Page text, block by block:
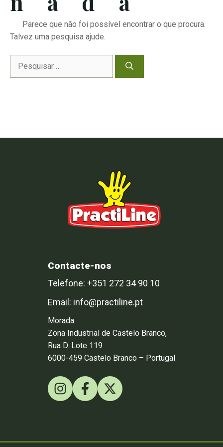
Parece que não foi possível encontrar o que procura.
Talvez uma pesquisa ajude.
Pesquisar
Contacte-nos
Telefone: +351 272 34 90 10
Email: info@practiline.pt
Morada:
Zona Industrial de Castelo Branco,
Rua D. Lote 119
6000-459 Castelo Branco – Portugal